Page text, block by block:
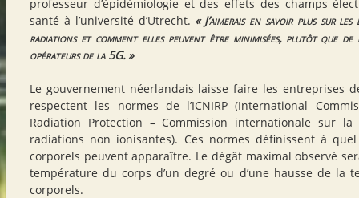
professeur d’épidémiologie et des effets des champs
santé à l’université d’Utrecht. « J’aimerais en savoir plus sur
radiations et comment elles peuvent être minimisées, plutôt que de
opérateurs de la 5G. »
Le gouvernement néerlandais laisse faire les entreprises
respectent les normes de l’ICNIRP (International
Radiation Protection – Commission internationale sur
radiations non ionisantes). Ces normes définissent à
corporels peuvent apparaître. Le dégât maximal observé
température du corps d’un degré ou d’une hausse de la
corporels.